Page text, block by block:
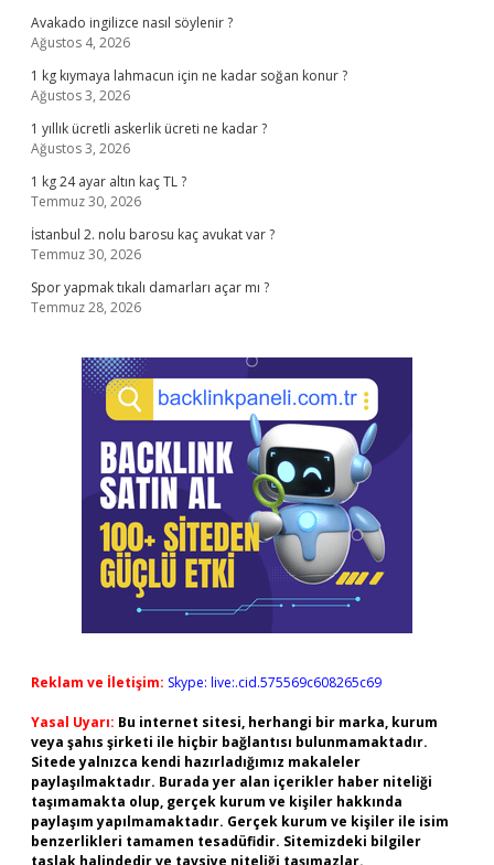
Avakado ingilizce nasıl söylenir ?
Ağustos 4, 2026
1 kg kıymaya lahmacun için ne kadar soğan konur ?
Ağustos 3, 2026
1 yıllık ücretli askerlik ücreti ne kadar ?
Ağustos 3, 2026
1 kg 24 ayar altın kaç TL ?
Temmuz 30, 2026
İstanbul 2. nolu barosu kaç avukat var ?
Temmuz 30, 2026
Spor yapmak tıkalı damarları açar mı ?
Temmuz 28, 2026
Reklam ve İletişim: Skype: live:.cid.575569c608265c69
Yasal Uyarı: Bu internet sitesi, herhangi bir marka, kurum
veya şahıs şirketi ile hiçbir bağlantısı bulunmamaktadır.
Sitede yalnızca kendi hazırladığımız makaleler
paylaşılmaktadır. Burada yer alan içerikler haber niteliği
taşımamakta olup, gerçek kurum ve kişiler hakkında
paylaşım yapılmamaktadır. Gerçek kurum ve kişiler ile isim
benzerlikleri tamamen tesadüfidir. Sitemizdeki bilgiler
taslak halindedir ve tavsiye niteliği taşımazlar.